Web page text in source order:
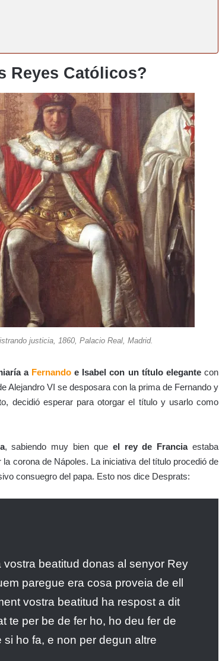
Reyes Católicos?
justicia, 1860, Palacio Real, Madrid.
a Fernando e Isabel con un título elegantecon
Alejandro VI se desposara con la prima de Fernando y
decidió esperar para otorgar el título y usarlo como
, sabiendo muy bien que el rey de Franciaestaba
corona de Nápoles. La iniciativa del título procedió de
consuegro del papa. Esto nos dice Desprats:
beatitud donas al senyor Rey
paregue era cosa proveia de ell
vostra beatitud ha respost a dit
te per be de fer ho, ho deu fer de
ho fa, e non per degun altre